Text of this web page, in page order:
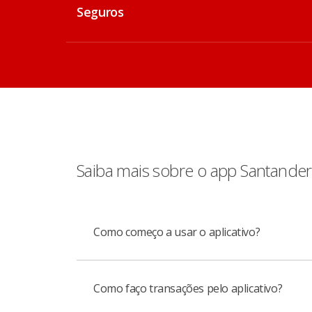
Seguros
Saiba mais sobre o app Santander
Como começo a usar o aplicativo?
Você precisa baixar o aplicativo Santander,
Como faço transações pelo aplicativo?